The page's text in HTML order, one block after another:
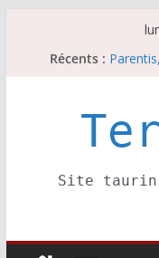
Récents : Coup
A
Les
Site